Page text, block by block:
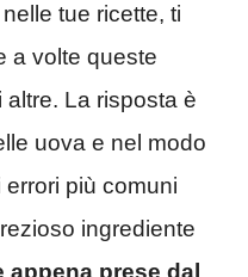
tue ricette, ti
a volte queste
La risposta è
uova e nel modo
più comuni
ingrediente
appena prese dal